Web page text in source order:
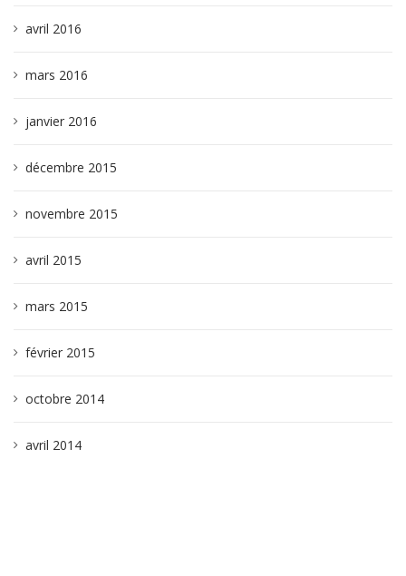
avril 2016
mars 2016
janvier 2016
décembre 2015
novembre 2015
avril 2015
mars 2015
février 2015
octobre 2014
avril 2014